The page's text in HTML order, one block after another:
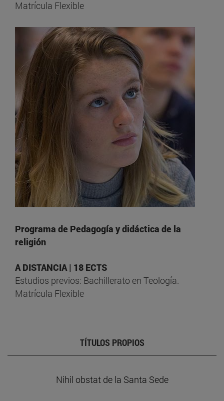
Matrícula Flexible
Programa de Pedagogía y didáctica de la
religión
A DISTANCIA | 18 ECTS
Estudios previos: Bachillerato en Teología.
Matrícula Flexible
TÍTULOS PROPIOS
Nihil obstat de la Santa Sede